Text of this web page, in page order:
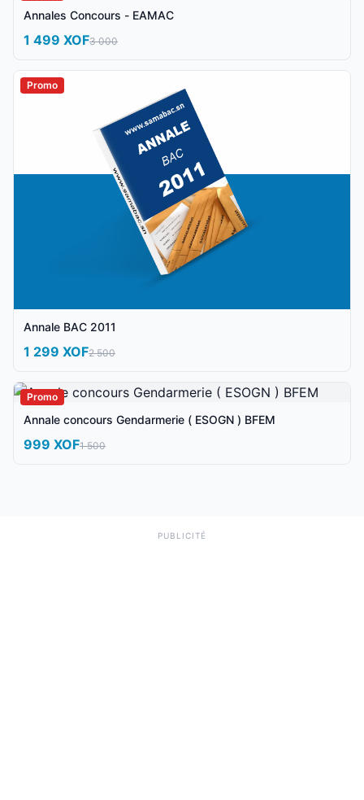
Annales Concours - EAMAC
1 499 XOF3 000
Promo
Annale BAC 2011
1 299 XOF2 500
Promo
Annale concours Gendarmerie ( ESOGN ) BFEM
999 XOF1 500
PUBLICITÉ